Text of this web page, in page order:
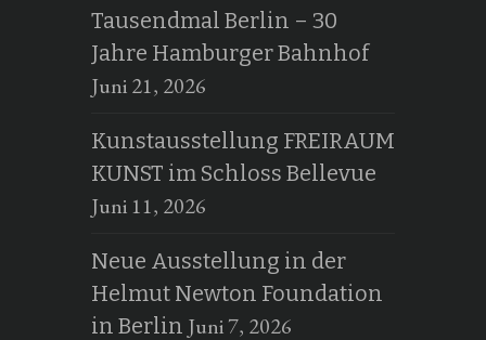
Tausendmal Berlin – 30
Jahre Hamburger Bahnhof
Juni 21, 2026
Kunstausstellung FREIRAUM
KUNST im Schloss Bellevue
Juni 11, 2026
Neue Ausstellung in der
Helmut Newton Foundation
in Berlin Juni 7, 2026